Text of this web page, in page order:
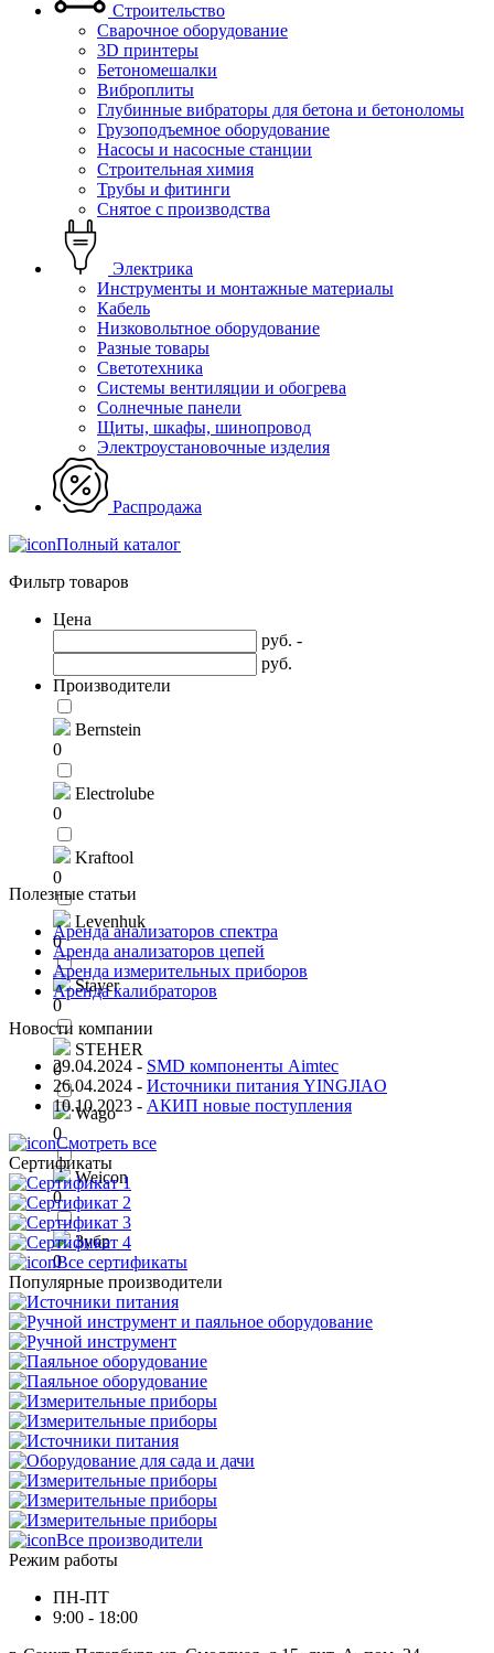
Строительство
Сварочное оборудование
3D принтеры
Бетономешалки
Виброплиты
Глубинные вибраторы для бетона и бетоноломы
Грузоподъемное оборудование
Насосы и насосные станции
Строительная химия
Трубы и фитинги
Снятое с производства
Электрика
Инструменты и монтажные материалы
Кабель
Низковольтное оборудование
Разные товары
Светотехника
Системы вентиляции и обогрева
Солнечные панели
Щиты, шкафы, шинопровод
Электроустановочные изделия
Распродажа
Полный каталог
Фильтр товаров
Цена
руб. -
руб.
Производители
Bernstein
0
Electrolube
0
Kraftool
0
Levenhuk
0
Stayer
0
STEHER
0
Wago
0
Weicon
0
Зубр
0
Полезные статьи
Аренда анализаторов спектра
Аренда анализаторов цепей
Аренда измерительных приборов
Аренда калибраторов
Новости компании
29.04.2024 - SMD компоненты Aimtec
26.04.2024 - Источники питания YINGJIAO
10.10.2023 - АКИП новые поступления
Смотреть все
Сертификаты
Все сертификаты
Популярные производители
Все производители
Режим работы
ПН-ПТ
9:00 - 18:00